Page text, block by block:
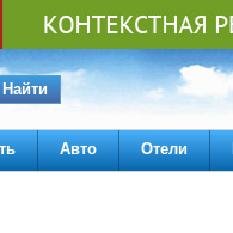
Найти
Авто Отели